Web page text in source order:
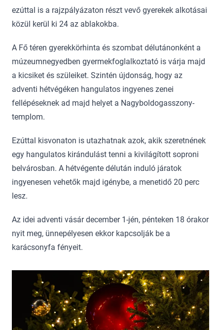
ezúttal is a rajzpályázaton részt vevő gyerekek alkotásai
közül kerül ki 24 az ablakokba.
A Fő téren gyerekkörhinta és szombat délutánonként a
múzeumnegyedben gyermekfoglalkoztató is várja majd
a kicsiket és szüleiket. Szintén újdonság, hogy az
adventi hétvégéken hangulatos ingyenes zenei
fellépéseknek ad majd helyet a Nagyboldogasszony-
templom.
Ezúttal kisvonaton is utazhatnak azok, akik szeretnének
egy hangulatos kirándulást tenni a kivilágított soproni
belvárosban. A hétvégente délután induló járatok
ingyenesen vehetők majd igénybe, a menetidő 20 perc
lesz.
Az idei adventi vásár december 1-jén, pénteken 18 órakor
nyit meg, ünnepélyesen ekkor kapcsolják be a
karácsonyfa fényeit.